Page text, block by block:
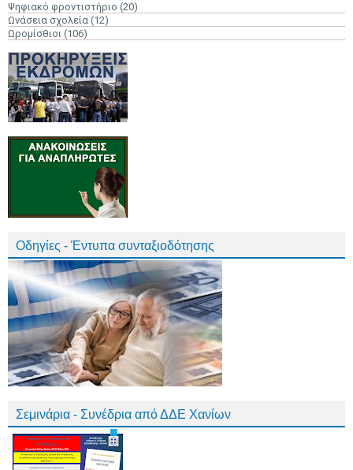
Ψηφιακό φροντιστήριο (20)
Ωνάσεια σχολεία (12)
Ωρομίσθιοι (106)
Οδηγίες - Έντυπα συνταξιοδότησης
Σεμινάρια - Συνέδρια από ΔΔΕ Χανίων